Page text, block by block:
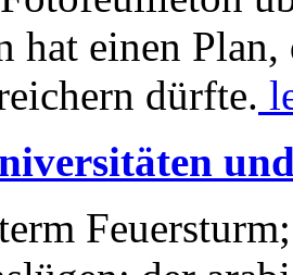
hat einen Plan,
dürfte.